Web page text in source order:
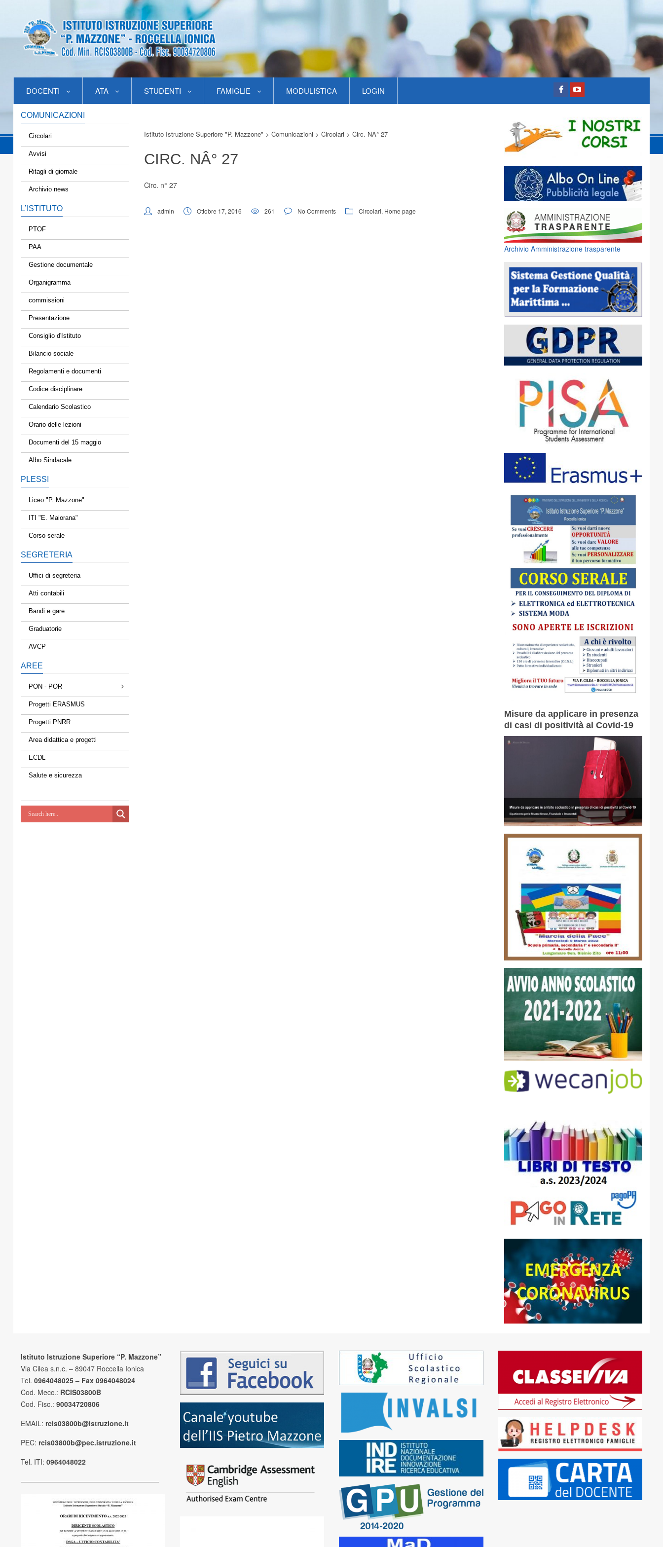
DOCENTI ATA STUDENTI FAMIGLIE MODULISTICA LOGIN
COMUNICAZIONI
Circolari
Avvisi
Ritagli di giornale
Archivio news
L’ISTITUTO
PTOF
PAA
Gestione documentale
Organigramma
commissioni
Presentazione
Consiglio d'Istituto
Bilancio sociale
Regolamenti e documenti
Codice disciplinare
Calendario Scolastico
Orario delle lezioni
Documenti del 15 maggio
Albo Sindacale
PLESSI
Liceo "P. Mazzone"
ITI "E. Maiorana"
Corso serale
SEGRETERIA
Uffici di segreteria
Atti contabili
Bandi e gare
Graduatorie
AVCP
AREE
PON - POR
Progetti ERASMUS
Progetti PNRR
Area didattica e progetti
ECDL
Salute e sicurezza
Istituto Istruzione Superiore "P. Mazzone" > Comunicazioni > Circolari > Circ. NÂ° 27
CIRC. NÂ° 27
Circ. n° 27
admin Ottobre 17, 2016 261 No Comments Circolari, Home page
Archivio Amministrazione trasparente
Misure da applicare in presenza
di casi di positività al Covid-19
Istituto Istruzione Superiore “P. Mazzone”
Via Cilea s.n.c. – 89047 Roccella Ionica
Tel. 0964048025 – Fax 0964048024
Cod. Mecc.: RCIS03800B
Cod. Fisc.: 90034720806
EMAIL: rcis03800b@istruzione.it
PEC: rcis03800b@pec.istruzione.it
Tel. ITI: 0964048022
————————————————————